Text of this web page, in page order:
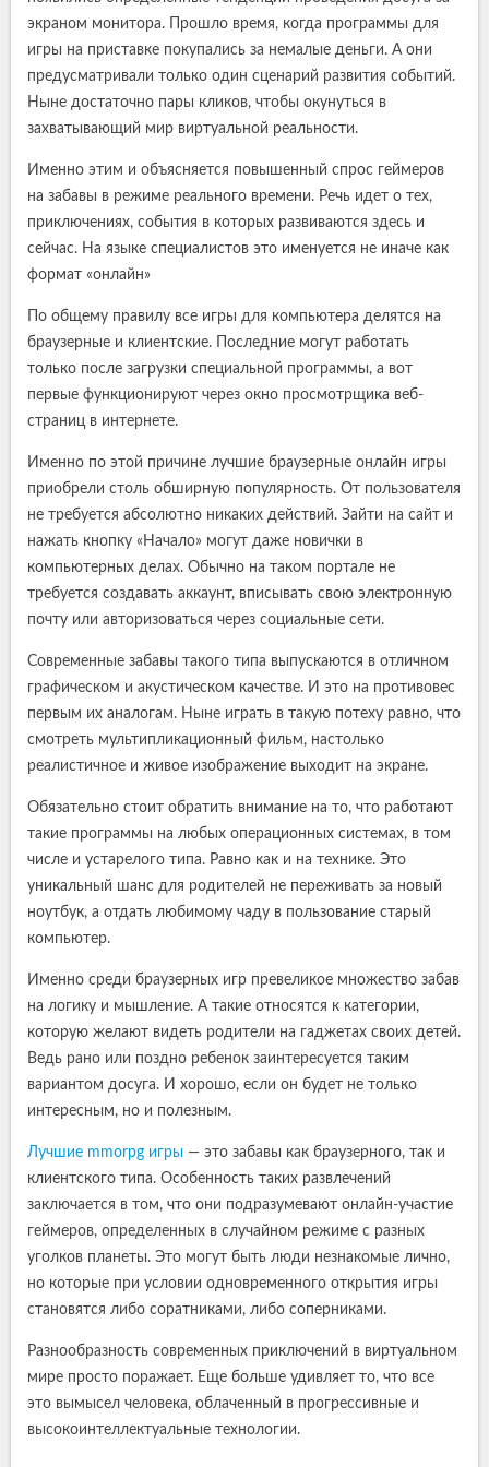
экраном монитора. Прошло время, когда программы для
игры на приставке покупались за немалые деньги. А они
предусматривали только один сценарий развития событий.
Ныне достаточно пары кликов, чтобы окунуться в
захватывающий мир виртуальной реальности.
Именно этим и объясняется повышенный спрос геймеров
на забавы в режиме реального времени. Речь идет о тех,
приключениях, события в которых развиваются здесь и
сейчас. На языке специалистов это именуется не иначе как
формат «онлайн»
По общему правилу все игры для компьютера делятся на
браузерные и клиентские. Последние могут работать
только после загрузки специальной программы, а вот
первые функционируют через окно просмотрщика веб-
страниц в интернете.
Именно по этой причине лучшие браузерные онлайн игры
приобрели столь обширную популярность. От пользователя
не требуется абсолютно никаких действий. Зайти на сайт и
нажать кнопку «Начало» могут даже новички в
компьютерных делах. Обычно на таком портале не
требуется создавать аккаунт, вписывать свою электронную
почту или авторизоваться через социальные сети.
Современные забавы такого типа выпускаются в отличном
графическом и акустическом качестве. И это на противовес
первым их аналогам. Ныне играть в такую потеху равно, что
смотреть мультипликационный фильм, настолько
реалистичное и живое изображение выходит на экране.
Обязательно стоит обратить внимание на то, что работают
такие программы на любых операционных системах, в том
числе и устарелого типа. Равно как и на технике. Это
уникальный шанс для родителей не переживать за новый
ноутбук, а отдать любимому чаду в пользование старый
компьютер.
Именно среди браузерных игр превеликое множество забав
на логику и мышление. А такие относятся к категории,
которую желают видеть родители на гаджетах своих детей.
Ведь рано или поздно ребенок заинтересуется таким
вариантом досуга. И хорошо, если он будет не только
интересным, но и полезным.
Лучшие mmorpg игры — это забавы как браузерного, так и
клиентского типа. Особенность таких развлечений
заключается в том, что они подразумевают онлайн-участие
геймеров, определенных в случайном режиме с разных
уголков планеты. Это могут быть люди незнакомые лично,
но которые при условии одновременного открытия игры
становятся либо соратниками, либо соперниками.
Разнообразность современных приключений в виртуальном
мире просто поражает. Еще больше удивляет то, что все
это вымысел человека, облаченный в прогрессивные и
высокоинтеллектуальные технологии.